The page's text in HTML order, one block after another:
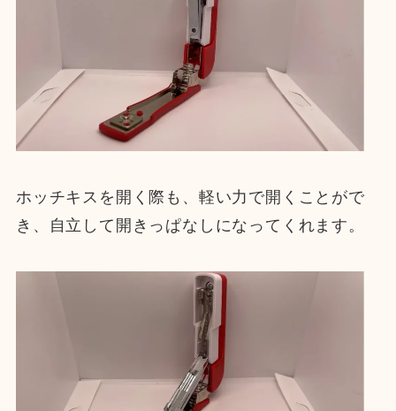
ホッチキスを開く際も、軽い力で開くことがで
き、自立して開きっぱなしになってくれます。